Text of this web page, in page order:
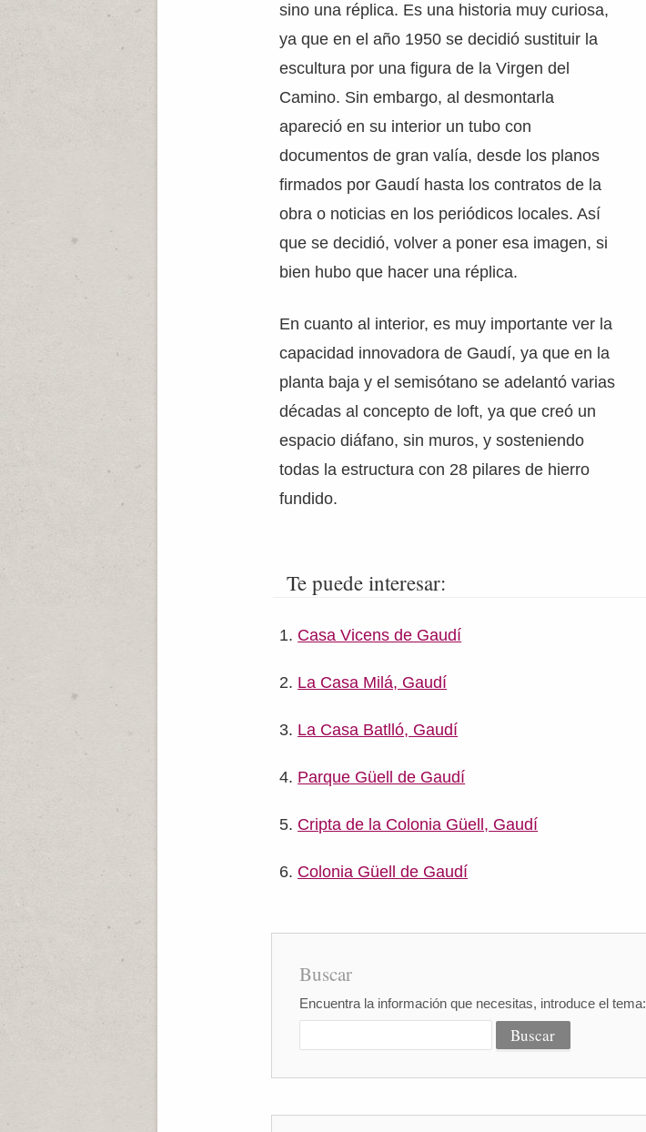
sino una réplica. Es una historia muy curiosa,
ya que en el año 1950 se decidió sustituir la
escultura por una figura de la Virgen del
Camino. Sin embargo, al desmontarla
apareció en su interior un tubo con
documentos de gran valía, desde los planos
firmados por Gaudí hasta los contratos de la
obra o noticias en los periódicos locales. Así
que se decidió, volver a poner esa imagen, si
bien hubo que hacer una réplica.
En cuanto al interior, es muy importante ver la
capacidad innovadora de Gaudí, ya que en la
planta baja y el semisótano se adelantó varias
décadas al concepto de loft, ya que creó un
espacio diáfano, sin muros, y sosteniendo
todas la estructura con 28 pilares de hierro
fundido.
Te puede interesar:
Casa Vicens de Gaudí
La Casa Milá, Gaudí
La Casa Batlló, Gaudí
Parque Güell de Gaudí
Cripta de la Colonia Güell, Gaudí
Colonia Güell de Gaudí
Buscar
Encuentra la información que necesitas, introduce el tema: